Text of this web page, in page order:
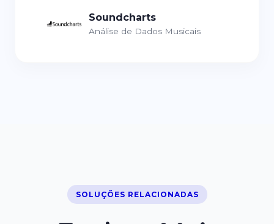
Soundcharts
Análise de Dados Musicais
SOLUÇÕES RELACIONADAS